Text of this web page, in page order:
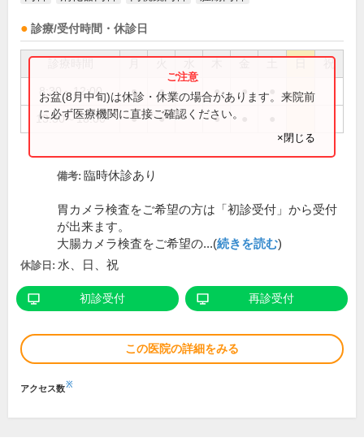
診療/受付時間・休診日
祝
8:30～12:00 ● ● ● ●
13:30～18:00 ● ● ●
お盆(8月中旬)は休診・休業の場合があります。来院前
に必ず医療機関に直接ご確認ください。
×閉じる
備考: 臨時休診あり
胃カメラ検査をご希望の方は「初診受付」から受付
が出来ます。
大腸カメラ検査をご希望の...(続きを読む)
休診日: 水、日、祝
初診受付 再診受付
この医院の詳細をみる
アクセス数※